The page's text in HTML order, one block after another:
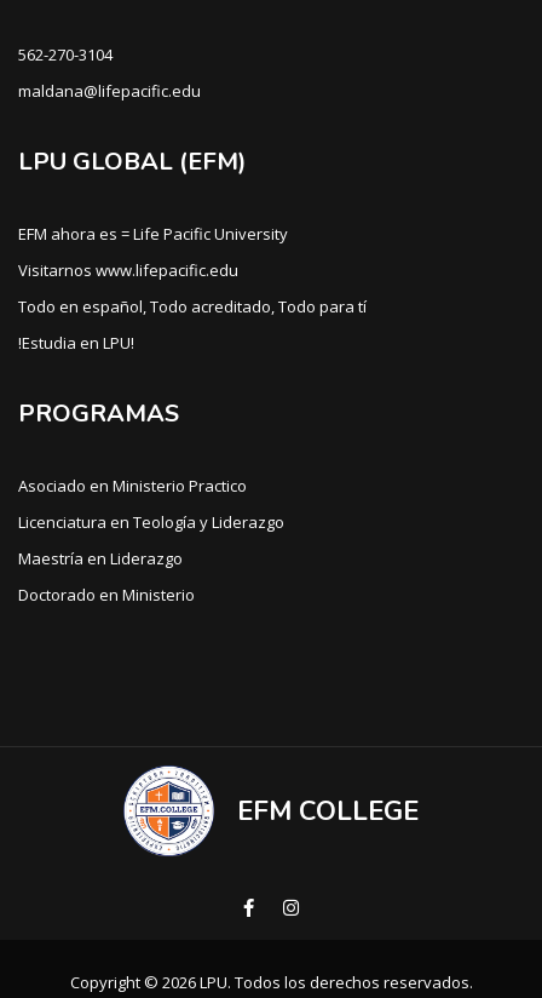
562-270-3104
maldana@lifepacific.edu
LPU GLOBAL (EFM)
EFM ahora es = Life Pacific University
Visitarnos www.lifepacific.edu
Todo en español, Todo acreditado, Todo para tí
!Estudia en LPU!
PROGRAMAS
Asociado en Ministerio Practico
Licenciatura en Teología y Liderazgo
Maestría en Liderazgo
Doctorado en Ministerio
EFM COLLEGE
Copyright © 2026 LPU. Todos los derechos reservados.